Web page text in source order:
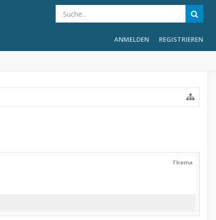
ANMELDEN REGISTRIEREN
Thema